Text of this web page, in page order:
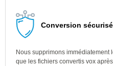
Conversion
Nous supprimons immédiatement
que les fichiers convertis vox